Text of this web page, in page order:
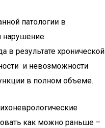
патологии в
нарушение
в результате хронической
и невозможности
в полном объеме.
как можно раньше –